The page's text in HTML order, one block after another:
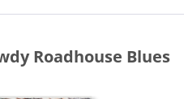
Roadhouse Blues